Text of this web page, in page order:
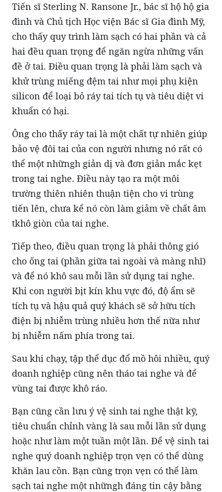
Tiến sĩ Sterling N. Ransone Jr., bác sĩ hộ hộ gia
đình và Chủ tịch Học viện Bác sĩ Gia đình Mỹ,
cho thấy quy trình làm sạch có hai phần và cả
hai đều quan trọng để ngăn ngừa những vấn
đề ở tai. Điều quan trọng là phải làm sạch và
khử trùng miếng đệm tai như mọi phụ kiện
silicon để loại bỏ ráy tai tích tụ và tiêu diệt vi
khuẩn có hại.
Ông cho thấy ráy tai là một chất tự nhiên giúp
bảo vệ đôi tai của con người nhưng nó rất có
thể một nhữngh giản dị và đơn giản mắc kẹt
trong tai nghe. Điều này tạo ra một môi
trường thiên nhiên thuận tiện cho vi trùng
tiến lên, chưa kể nó còn làm giảm về chất âm
tkhô giòn của tai nghe.
Tiếp theo, điều quan trọng là phải thông gió
cho ống tai (phần giữa tai ngoài và màng nhĩ)
và để nó khô sau mỗi lần sử dụng tai nghe.
Khi con người bịt kín khu vực đó, độ ẩm sẽ
tích tụ và hậu quả quý khách sẽ sở hữu tích
điện bị nhiễm trùng nhiều hơn thế nữa như
bị nhiễm nấm phía trong tai.
Sau khi chạy, tập thể dục đổ mồ hôi nhiều, quý
doanh nghiệp cũng nên tháo tai nghe và để
vùng tai được khô ráo.
Bạn cũng cần lưu ý vệ sinh tai nghe thật kỹ,
tiêu chuẩn chỉnh vàng là sau mỗi lần sử dụng
hoặc như làm một tuần một lần. Để vệ sinh tai
nghe quý doanh nghiệp trọn vẹn có thể dùng
khăn lau cồn. Bạn cũng trọn vẹn có thể làm
sạch tai nghe một nhữngh đáng tin cậy bằng